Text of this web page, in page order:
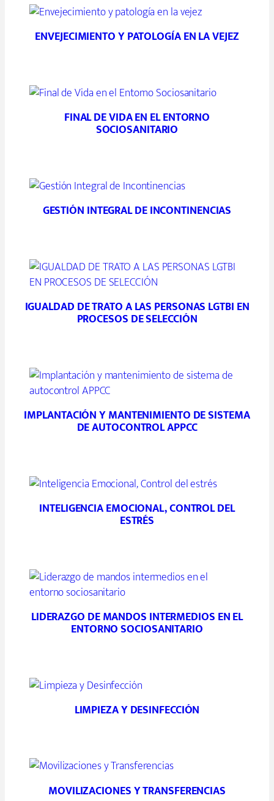
ENVEJECIMIENTO Y PATOLOGÍA EN LA VEJEZ
FINAL DE VIDA EN EL ENTORNO
SOCIOSANITARIO
GESTIÓN INTEGRAL DE INCONTINENCIAS
IGUALDAD DE TRATO A LAS PERSONAS LGTBI EN
PROCESOS DE SELECCIÓN
IMPLANTACIÓN Y MANTENIMIENTO DE SISTEMA
DE AUTOCONTROL APPCC
INTELIGENCIA EMOCIONAL, CONTROL DEL
ESTRÉS
LIDERAZGO DE MANDOS INTERMEDIOS EN EL
ENTORNO SOCIOSANITARIO
LIMPIEZA Y DESINFECCIÓN
MOVILIZACIONES Y TRANSFERENCIAS